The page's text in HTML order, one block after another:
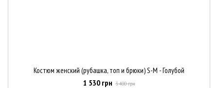
Костюм женский (рубашка, топ и брюки) S-M - Голубой
1 530 грн 3 400 грн